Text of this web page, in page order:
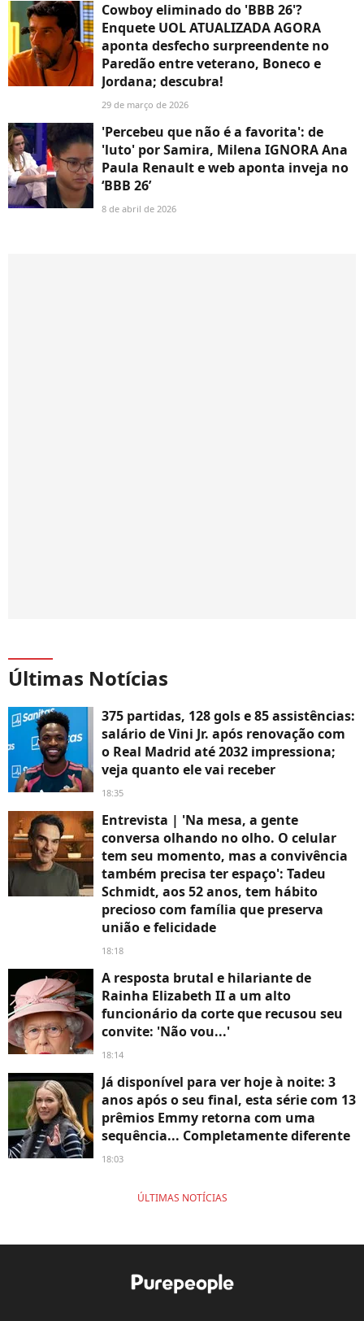
Cowboy eliminado do 'BBB 26'?
Enquete UOL ATUALIZADA AGORA
aponta desfecho surpreendente no
Paredão entre veterano, Boneco e
Jordana; descubra!
29 de março de 2026
'Percebeu que não é a favorita': de
'luto' por Samira, Milena IGNORA Ana
Paula Renault e web aponta inveja no
‘BBB 26’
8 de abril de 2026
Últimas Notícias
375 partidas, 128 gols e 85 assistências:
salário de Vini Jr. após renovação com
o Real Madrid até 2032 impressiona;
veja quanto ele vai receber
18:35
Entrevista | 'Na mesa, a gente
conversa olhando no olho. O celular
tem seu momento, mas a convivência
também precisa ter espaço': Tadeu
Schmidt, aos 52 anos, tem hábito
precioso com família que preserva
união e felicidade
18:18
A resposta brutal e hilariante de
Rainha Elizabeth II a um alto
funcionário da corte que recusou seu
convite: 'Não vou...'
18:14
Já disponível para ver hoje à noite: 3
anos após o seu final, esta série com 13
prêmios Emmy retorna com uma
sequência... Completamente diferente
18:03
ÚLTIMAS NOTÍCIAS